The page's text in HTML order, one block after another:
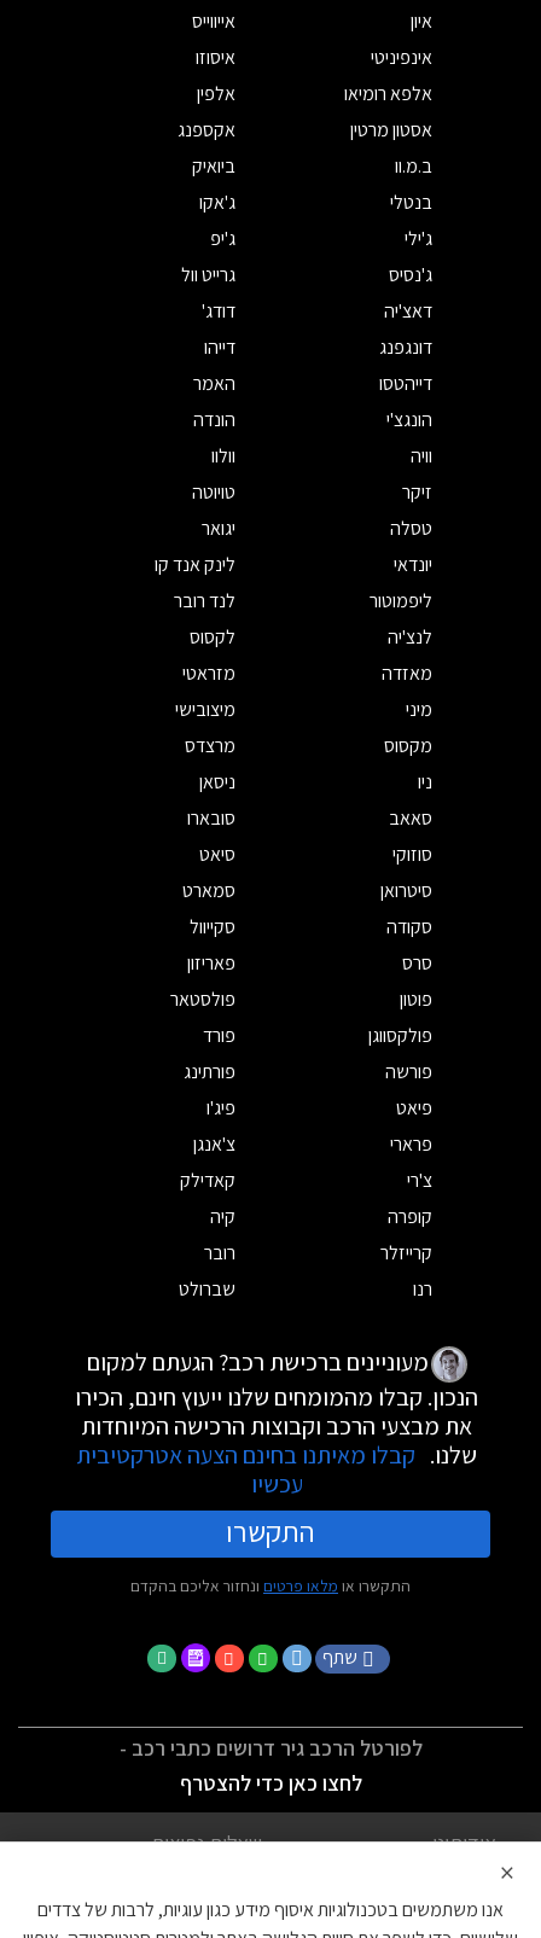
איון
אייווייס
אינפיניטי
איסוזו
אלפא רומיאו
אלפין
אסטון מרטין
אקספנג
ב.מ.וו
ביואיק
בנטלי
ג'אקו
ג'ילי
ג'יפ
ג'נסיס
גרייט וול
דאצ'יה
דודג'
דונגפנג
דייהו
דייהטסו
האמר
הונגצ'י
הונדה
וויה
וולוו
זיקר
טויוטה
טסלה
יגואר
יונדאי
לינק אנד קו
ליפמוטור
לנד רובר
לנצ'יה
לקסוס
מאזדה
מזראטי
מיני
מיצובישי
מקסוס
מרצדס
ניו
ניסאן
סאאב
סובארו
סוזוקי
סיאט
סיטרואן
סמארט
סקודה
סקייוול
סרס
פאריזון
פוטון
פולסטאר
פולקסווגן
פורד
פורשה
פורתינג
פיאט
פיג'ו
פרארי
צ'אנגן
צ'רי
קאדילק
קופרה
קיה
קרייזלר
רובר
רנו
שברולט
מעוניינים ברכישת רכב? הגעתם למקום
הנכון. קבלו מהמומחים שלנו ייעוץ חינם, הכירו
את מבצעי הרכב וקבוצות הרכישה המיוחדות
שלנו. קבלו מאיתנו בחינם הצעה אטרקטיבית
עכשיו
התקשרו
התקשרו או מלאו פרטים ונחזור אליכם בהקדם
שתף
לפורטל הרכב גיר דרושים כתבי רכב -
לחצו כאן כדי להצטרף
אודותינו
שאלות נפוצות
×
אנו משתמשים בטכנולוגיות איסוף מידע כגון עוגיות, לרבות של צדדים